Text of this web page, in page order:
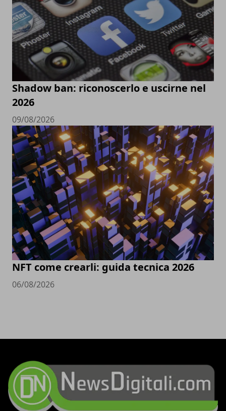
Shadow ban: riconoscerlo e uscirne nel
2026
09/08/2026
NFT come crearli: guida tecnica 2026
06/08/2026